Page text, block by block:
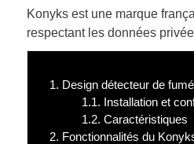
Konyks est une marque
respectant les données
1. Design détecteur de
1.1. Installation et
1.2. Caractéristiques
2. Fonctionnalités du